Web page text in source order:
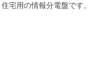
宅用の情報分電盤です。